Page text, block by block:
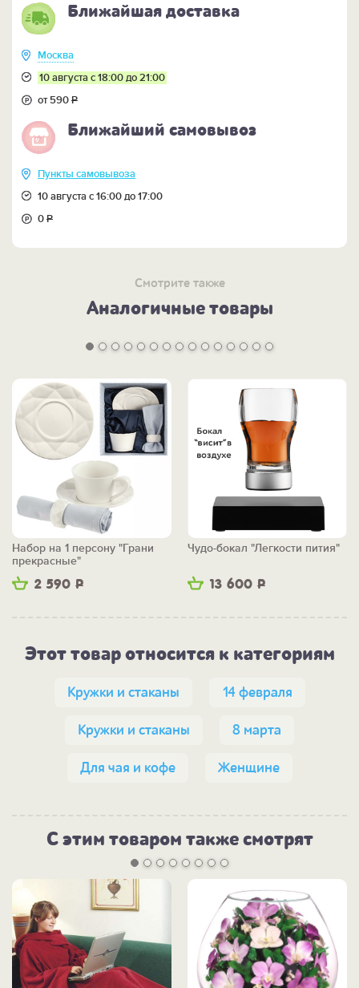
Ближайшая доставка
Москва
10 августа с 18:00 до 21:00
от 590Р
Ближайший самовывоз
Пункты самовывоза
10 августа с 16:00 до 17:00
0Р
Смотрите также
Аналогичные товары
2 590 Р
Набор на 1 персону "Грани
прекрасные"
13 600 Р
Чудо-бокал "Легкости пития"
Этот товар относится к категориям
Кружки и стаканы 14 февраля
Кружки и стаканы 8 марта
Для чая и кофе Женщине
С этим товаром также смотрят